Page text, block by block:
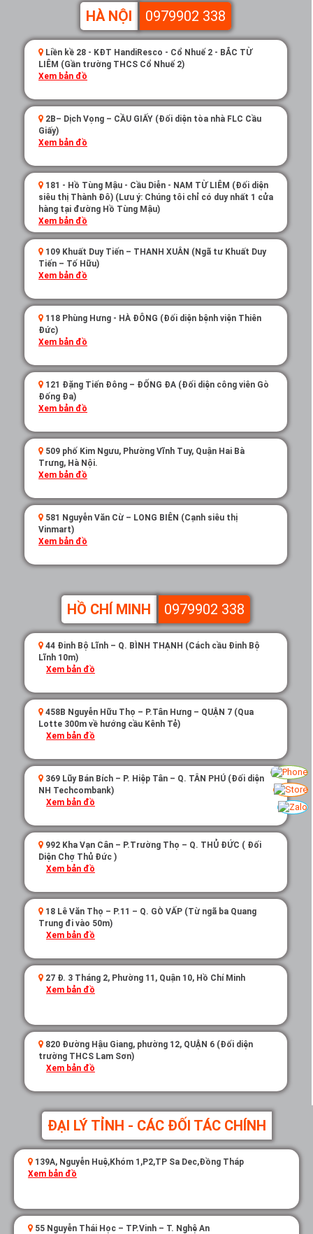
HÀ NỘI 0979902 338
Liền kề 28 - KĐT HandiResco - Cổ Nhuế 2 - BẮC TỪ
LIÊM (Gần trường THCS Cổ Nhuế 2)
Xem bản đồ
2B– Dịch Vọng – CẦU GIẤY (Đối diện tòa nhà FLC Cầu
Giấy)
Xem bản đồ
181 - Hồ Tùng Mậu - Cầu Diễn - NAM TỪ LIÊM (Đối diện
siêu thị Thành Đô) (Lưu ý: Chúng tôi chỉ có duy nhất 1 cửa
hàng tại đường Hồ Tùng Mậu)
Xem bản đồ
109 Khuất Duy Tiến – THANH XUÂN (Ngã tư Khuất Duy
Tiến – Tố Hữu)
Xem bản đồ
118 Phùng Hưng - HÀ ĐÔNG (Đối diện bệnh viện Thiên
Đức)
Xem bản đồ
121 Đặng Tiến Đông – ĐỐNG ĐA (Đối diện công viên Gò
Đống Đa)
Xem bản đồ
509 phố Kim Ngưu, Phường Vĩnh Tuy, Quận Hai Bà
Trưng, Hà Nội.
Xem bản đồ
581 Nguyễn Văn Cừ – LONG BIÊN (Cạnh siêu thị
Vinmart)
Xem bản đồ
HỒ CHÍ MINH 0979902 338
44 Đinh Bộ Lĩnh – Q. BÌNH THẠNH (Cách cầu Đinh Bộ
Lĩnh 10m)
Xem bản đồ
458B Nguyễn Hữu Thọ – P.Tân Hưng – QUẬN 7 (Qua
Lotte 300m về hướng cầu Kênh Tẻ)
Xem bản đồ
369 Lũy Bán Bích – P. Hiệp Tân – Q. TÂN PHÚ (Đối diện
NH Techcombank)
Xem bản đồ
992 Kha Vạn Cân – P.Trường Thọ – Q. THỦ ĐỨC ( Đối
Diện Chợ Thủ Đức )
Xem bản đồ
18 Lê Văn Thọ – P.11 – Q. GÒ VẤP (Từ ngã ba Quang
Trung đi vào 50m)
Xem bản đồ
27 Đ. 3 Tháng 2, Phường 11, Quận 10, Hồ Chí Minh
Xem bản đồ
820 Đường Hậu Giang, phường 12, QUẬN 6 (Đối diện
trường THCS Lam Sơn)
Xem bản đồ
ĐẠI LÝ TỈNH - CÁC ĐỐI TÁC CHÍNH
139A, Nguyễn Huệ,Khóm 1,P2,TP Sa Dec,Đồng Tháp
Xem bản đồ
55 Nguyễn Thái Học – TP.Vinh – T. Nghệ An